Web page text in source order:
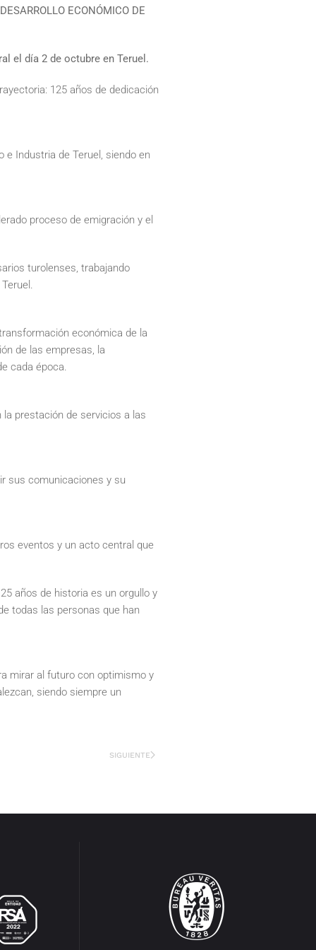
ECONÓMICO DE
el día 2 de octubre en Teruel.
125 años de dedicación
e Industria de Teruel, siendo en
proceso de emigración y el
turolenses, trabajando
económica de la
de las empresas, la
cada época.
prestación de servicios a las
sus comunicaciones y su
eventos y un acto central que
años de historia es un orgullo y
todas las personas que han
mirar al futuro con optimismo y
siendo siempre un
SIGUIENTE